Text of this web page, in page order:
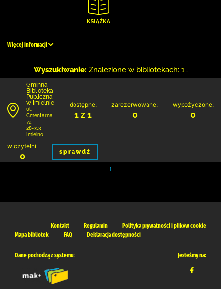
Więcej informacji
Wyszukiwanie: Znalezione w bibliotekach: 1 .
Gminna
Biblioteka
Publiczna
w Imielnie
ul.
Cmentarna
7a
28-313
Imielno
dostępne:
1 z 1
zarezerwowane:
0
wypożyczone:
0
w czytelni:
0 sprawdź
1
Kontakt Regulamin
Polityka prywatności i plików cookie
Mapa bibliotek
FAQ Deklaracja dostępności
Dane pochodzą z systemu: Jesteśmy na: